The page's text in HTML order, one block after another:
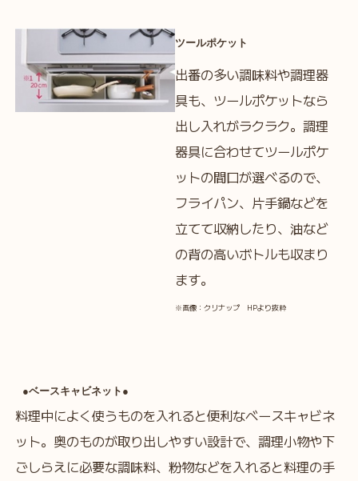
ツールポケット
出番の多い調味料や調理器
具も、ツールポケットなら
出し入れがラクラク。調理
器具に合わせてツールポケ
ットの間口が選べるので、
フライパン、片手鍋などを
立てて収納したり、油など
の背の高いボトルも収まり
ます。
※画像：クリナップ HPより抜粋
●ベースキャビネット●
料理中によく使うものを入れると便利なベースキャビネ
ット。奥のものが取り出しやすい設計で、調理小物や下
ごしらえに必要な調味料、粉物などを入れると料理の手